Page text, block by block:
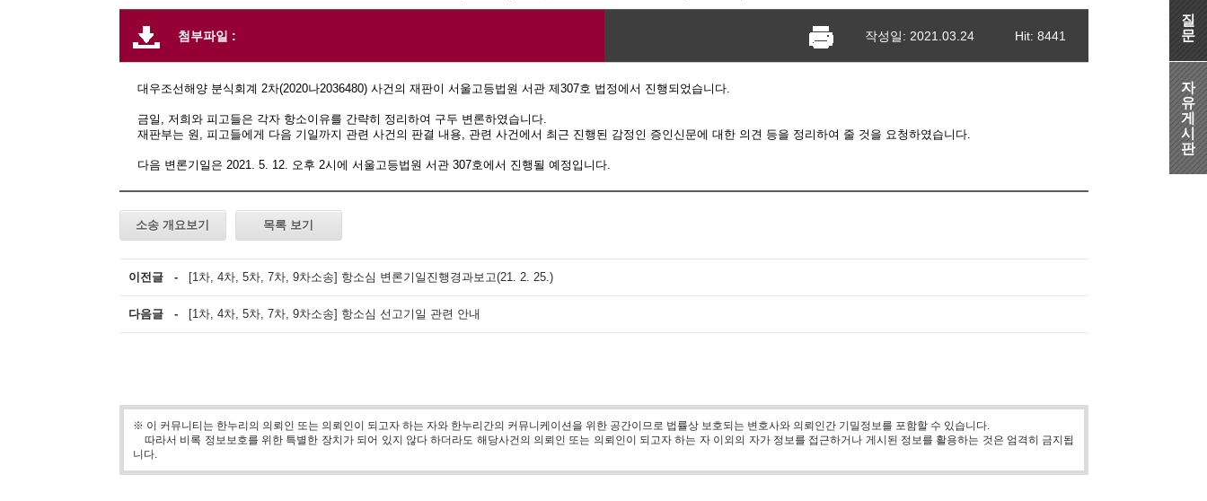
첨부파일 : 작성일: 2021.03.24 Hit: 8441
대우조선해양 분식회계 2차(2020나2036480) 사건의 재판이 서울고등법원 서관 제307호 법정에서 진행되었습니다.
금일 , 저희와 피고들은 각자 항소이유를 간략히 정리하여 구두 변론하였습니다.
재판부는 원 , 피고들에게 다음 기일까지 관련 사건의 판결 내용, 관련 사건에서 최근 진행된 감정인 증인신문에 대한 의견 등을 정리하여 줄 것을 요청하였습니다.
다음 변론기일은 2021. 5. 12. 오후 2시에 서울고등법원 서관307호에서 진행될 예정입니다.
소송 개요보기 목록 보기
이전글 - [1차, 4차, 5차, 7차, 9차소송] 항소심 변론기일진행경과보고(21. 2. 25.)
다음글 - [1차, 4차, 5차, 7차, 9차소송] 항소심 선고기일 관련 안내
※ 이 커뮤니티는 한누리의 의뢰인 또는 의뢰인이 되고자 하는 자와 한누리간의 커뮤니케이션을 위한 공간이므로 법률상 보호되는 변호사와 의뢰인간 기밀정보를 포함할 수 있습니다.
따라서 비록 정보보호를 위한 특별한 장치가 되어 있지 않다 하더라도 해당사건의 의뢰인 또는 의뢰인이 되고자 하는 자 이외의 자가 정보를 접근하거나 게시된 정보를 활용하는 것은 엄격히 금지됩
니다.
질
문
자
유
게
시
판